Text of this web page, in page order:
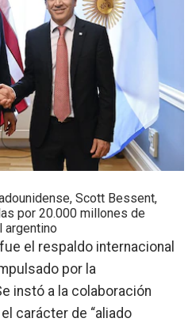
Scott Bessent,
por 20.000 millones de
argentino
el respaldo internacional
por la
instó a la colaboración
carácter de “aliado